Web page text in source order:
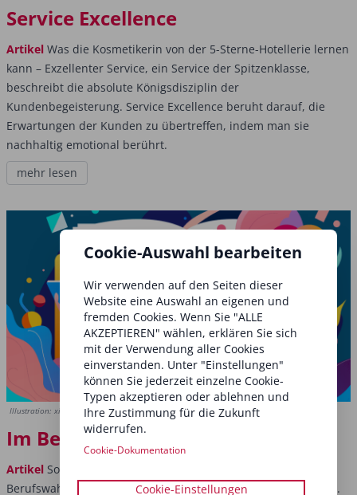
Service Excellence
Artikel Was die Kosmetikerin von der 5-Sterne-Hotellerie lernen
kann – Exzellenter Service, ein Service der Spitzenklasse,
beschreibt die absolute Königsdisziplin der
Kundenbegeisterung. Service Excellence beruht darauf, die
Erwartungen der Kunden zu übertreffen, indem man sie
nachhaltig emotional berührt.
mehr lesen
Illustration: xiaobaiv/Shutterstock.com
Im Bewerbungsmodus
Artikel So bewerben Sie sich richtig – „Aufgepasst bei der
Berufswahl!“ Den Spruch kennen viele, und es stimmt ja auch.
Cookie-Auswahl bearbeiten
Wir verwenden auf den Seiten dieser
Website eine Auswahl an eigenen und
fremden Cookies. Wenn Sie "ALLE
AKZEPTIEREN" wählen, erklären Sie sich
mit der Verwendung aller Cookies
einverstanden. Unter "Einstellungen"
können Sie jederzeit einzelne Cookie-
Typen akzeptieren oder ablehnen und
Ihre Zustimmung für die Zukunft
widerrufen.
Cookie-Dokumentation
Cookie-Einstellungen